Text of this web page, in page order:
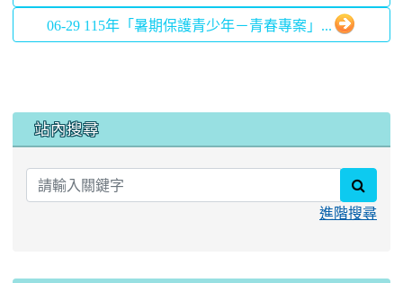
06-29 115年「暑期保護青少年－青春專案」...
站內搜尋
進階搜尋